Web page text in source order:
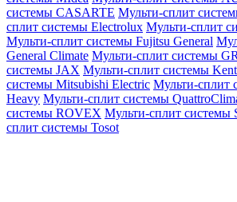
системы CASARTE Мульти-сплит
сплит системы Electrolux Мульти-сплит
Мульти-сплит системы Fujitsu General
General Climate Мульти-сплит системы
системы JAX Мульти-сплит системы
системы Mitsubishi Electric Мульти-сплит
Heavy Мульти-сплит системы
системы ROVEX Мульти-сплит системы
сплит системы Tosot